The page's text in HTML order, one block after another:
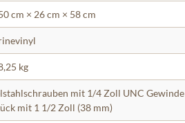
cm × 26 cm × 58 cm
kg
mit 1/4 Zoll UNC Gewinde
mit 1 1/2 Zoll (38 mm)